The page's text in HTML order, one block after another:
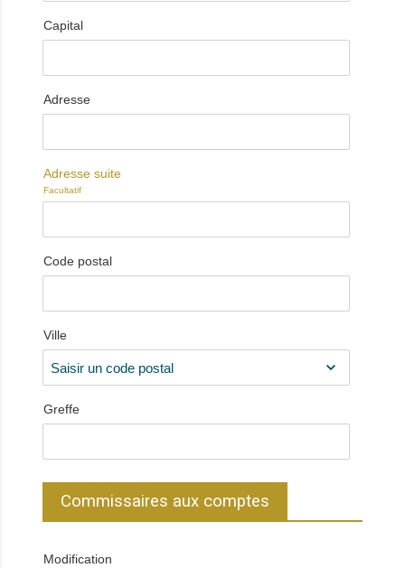
Capital
Adresse
Adresse suite
Facultatif
Code postal
Ville
Greffe
Commissaires aux comptes
Modification